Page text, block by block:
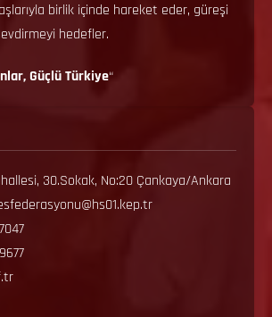
birlik içinde hareket eder, güreşi
hedefler.
Güçlü Türkiye“
30.Sokak, No:20 Çankaya/Ankara